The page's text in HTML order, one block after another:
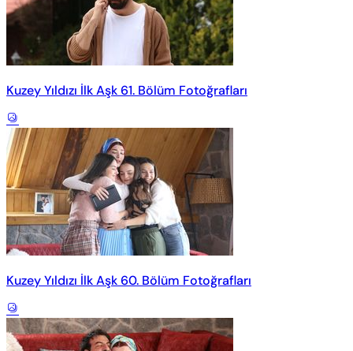
Kuzey Yıldızı İlk Aşk 61. Bölüm Fotoğrafları
Kuzey Yıldızı İlk Aşk 60. Bölüm Fotoğrafları